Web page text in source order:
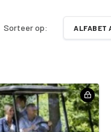
Sorteer op: ALFABET